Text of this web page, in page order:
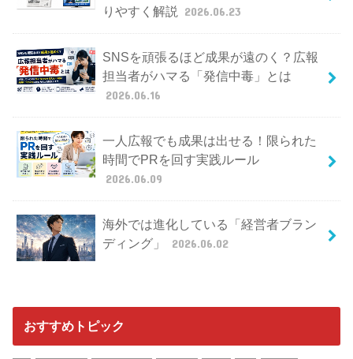
りやすく解説
2026.06.23
SNSを頑張るほど成果が遠のく？広報
担当者がハマる「発信中毒」とは
2026.06.16
一人広報でも成果は出せる！限られた
時間でPRを回す実践ルール
2026.06.09
海外では進化している「経営者ブラン
ディング」
2026.06.02
おすすめトピック